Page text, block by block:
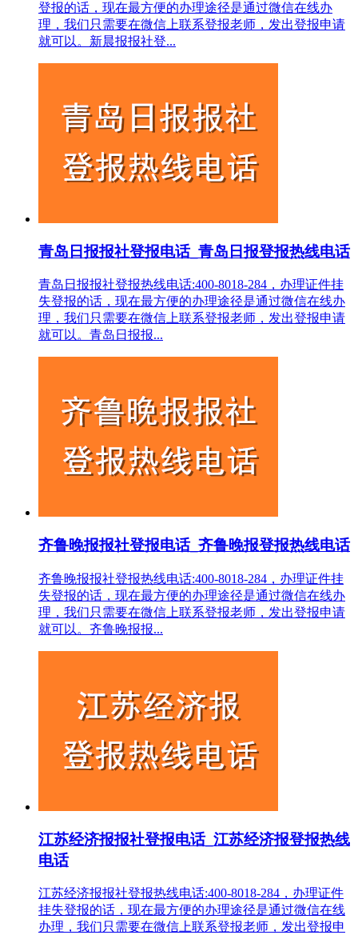
登报的话，现在最方便的办理途径是通过微信在线办
理，我们只需要在微信上联系登报老师，发出登报申请
就可以。新晨报报社登...
青岛日报报社登报电话_青岛日报登报热线电话
青岛日报报社登报热线电话:400-8018-284，办理证件挂
失登报的话，现在最方便的办理途径是通过微信在线办
理，我们只需要在微信上联系登报老师，发出登报申请
就可以。青岛日报报...
齐鲁晚报报社登报电话_齐鲁晚报登报热线电话
齐鲁晚报报社登报热线电话:400-8018-284，办理证件挂
失登报的话，现在最方便的办理途径是通过微信在线办
理，我们只需要在微信上联系登报老师，发出登报申请
就可以。齐鲁晚报报...
江苏经济报报社登报电话_江苏经济报登报热线
电话
江苏经济报报社登报热线电话:400-8018-284，办理证件
挂失登报的话，现在最方便的办理途径是通过微信在线
办理，我们只需要在微信上联系登报老师，发出登报申